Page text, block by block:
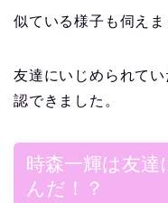
似ている様子も伺えま
友達にいじめられて
認できました。
時森一輝は友達
んだ！？